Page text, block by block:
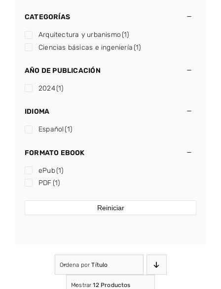
CATEGORÍAS
Arquitectura y urbanismo(1)
Ciencias básicas e ingeniería(1)
AÑO DE PUBLICACIÓN
2024(1)
IDIOMA
Español (1)
FORMATO EBOOK
ePub(1)
PDF(1)
Reiniciar
Ordena porTítulo
Mostrar12 Productos